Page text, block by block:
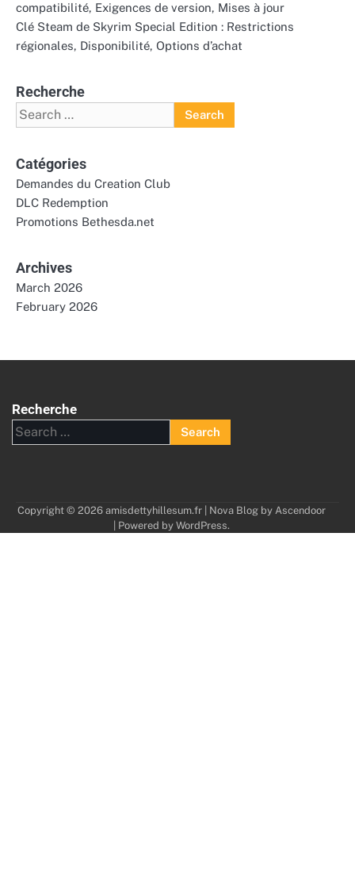
compatibilité, Exigences de version, Mises à jour
Clé Steam de Skyrim Special Edition : Restrictions
régionales, Disponibilité, Options d’achat
Recherche
Search
for:
Catégories
Demandes du Creation Club
DLC Redemption
Promotions Bethesda.net
Archives
March 2026
February 2026
Recherche
Search
for:
Copyright © 2026 amisdettyhillesum.fr| Nova Blog by Ascendoor
| Powered by WordPress.